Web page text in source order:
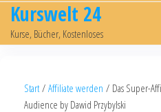
Kurswelt 24
Kurse, Bücher, Kostenloses
Start/ Affiliate werden / Das Super-
Audience by Dawid Przybylski